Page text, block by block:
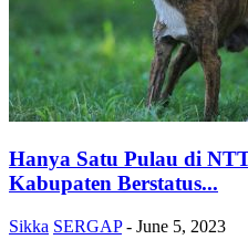
Hanya Satu Pulau di
Kabupaten Berstatus...
Sikka SERGAP - June 5, 2023